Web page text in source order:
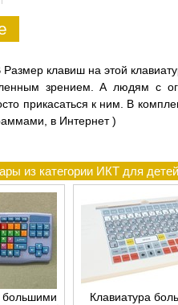
Размер клавиш на этой
зрением. А людям с
прикасаться к ним. В
в Интернет )
из категории ИКТ для
большими
Клавиатура